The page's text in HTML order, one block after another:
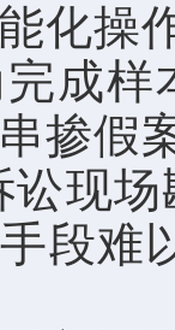
操作
成
掺假
现
段难